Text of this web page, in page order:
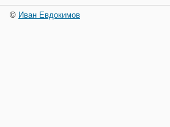
© Иван Евдокимов